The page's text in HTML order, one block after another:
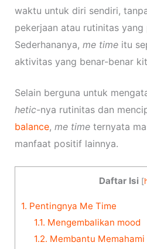
waktu untuk diri sendiri,
pekerjaan atau rutinitas yang
Sederhananya, me time itu
aktivitas yang benar-benar
Selain berguna untuk
hetic-nya rutinitas dan
balance, me time ternyata
manfaat positif lainnya.
Daftar Isi [
1. Pentingnya Me Time
1.1. Mengembalikan mood
1.2. Membantu